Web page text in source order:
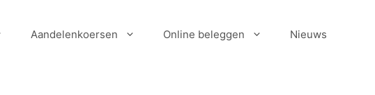
Aandelenkoersen Online beleggen Nieuws